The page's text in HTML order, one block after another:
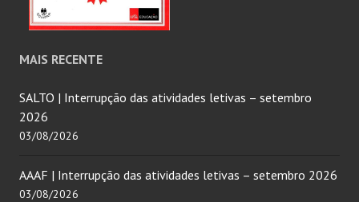
MAIS RECENTE
SALTO | Interrupção das atividades letivas – setembro
2026
03/08/2026
AAAF | Interrupção das atividades letivas – setembro 2026
03/08/2026